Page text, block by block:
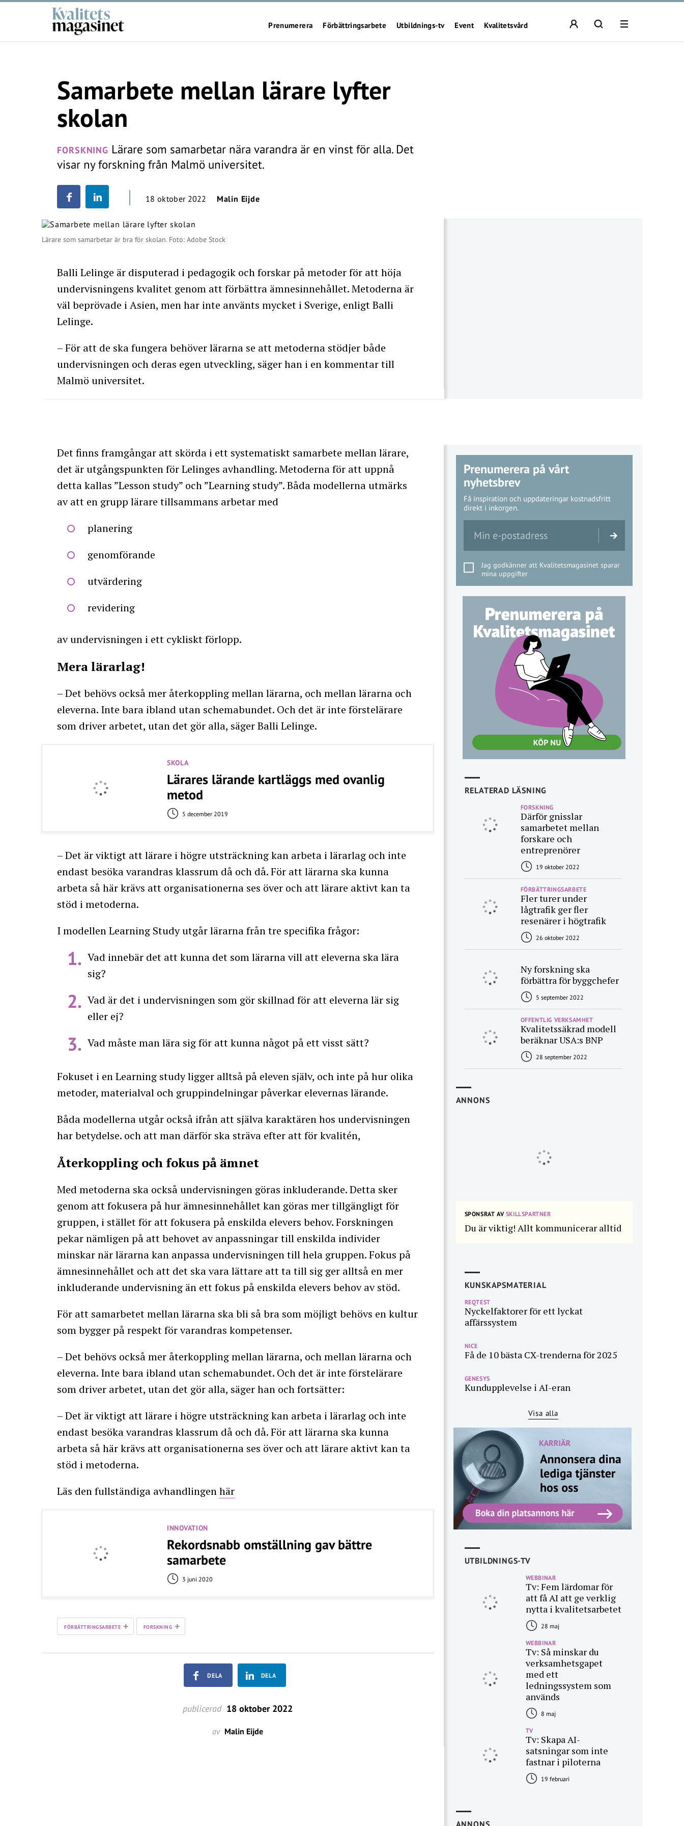
Prenumerera Förbättringsarbete Utbildnings-tv Event Kvalitetsvård
Samarbete mellan lärare lyfter
skolan
FORSKNING Lärare som samarbetar nära varandra är en vinst för alla. Det
visar ny forskning från Malmö universitet.
18 oktober 2022 Malin Eijde
Lärare som samarbetar är bra för skolan. Foto: Adobe Stock
Balli Lelinge är disputerad i pedagogik och forskar på metoder för att höja
undervisningens kvalitet genom att förbättra ämnesinnehållet. Metoderna är
väl beprövade i Asien, men har inte använts mycket i Sverige, enligt Balli
Lelinge.
– För att de ska fungera behöver lärarna se att metoderna stödjer både
undervisningen och deras egen utveckling, säger han i en kommentar till
Malmö universitet.
Det finns framgångar att skörda i ett systematiskt samarbete mellan lärare,
det är utgångspunkten för Lelinges avhandling. Metoderna för att uppnå
detta kallas ”Lesson study” och ”Learning study”. Båda modellerna utmärks
av att en grupp lärare tillsammans arbetar med
planering
genomförande
utvärdering
revidering
av undervisningen i ett cykliskt förlopp.
Mera lärarlag!
– Det behövs också mer återkoppling mellan lärarna, och mellan lärarna och
eleverna. Inte bara ibland utan schemabundet. Och det är inte förstelärare
som driver arbetet, utan det gör alla, säger Balli Lelinge.
SKOLA
Lärares lärande kartläggs med ovanlig
metod
5 december 2019
– Det är viktigt att lärare i högre utsträckning kan arbeta i lärarlag och inte
endast besöka varandras klassrum då och då. För att lärarna ska kunna
arbeta så här krävs att organisationerna ses över och att lärare aktivt kan ta
stöd i metoderna.
I modellen Learning Study utgår lärarna från tre specifika frågor:
Vad innebär det att kunna det som lärarna vill att eleverna ska lära
sig?
Vad är det i undervisningen som gör skillnad för att eleverna lär sig
eller ej?
Vad måste man lära sig för att kunna något på ett visst sätt?
Fokuset i en Learning study ligger alltså på eleven själv, och inte på hur olika
metoder, materialval och gruppindelningar påverkar elevernas lärande.
Båda modellerna utgår också ifrån att själva karaktären hos undervisningen
har betydelse. och att man därför ska sträva efter att för kvalitén,
Återkoppling och fokus på ämnet
Med metoderna ska också undervisningen göras inkluderande. Detta sker
genom att fokusera på hur ämnesinnehållet kan göras mer tillgängligt för
gruppen, i stället för att fokusera på enskilda elevers behov. Forskningen
pekar nämligen på att behovet av anpassningar till enskilda individer
minskar när lärarna kan anpassa undervisningen till hela gruppen. Fokus på
ämnesinnehållet och att det ska vara lättare att ta till sig ger alltså en mer
inkluderande undervisning än ett fokus på enskilda elevers behov av stöd.
För att samarbetet mellan lärarna ska bli så bra som möjligt behövs en kultur
som bygger på respekt för varandras kompetenser.
– Det behövs också mer återkoppling mellan lärarna, och mellan lärarna och
eleverna. Inte bara ibland utan schemabundet. Och det är inte förstelärare
som driver arbetet, utan det gör alla, säger han och fortsätter:
– Det är viktigt att lärare i högre utsträckning kan arbeta i lärarlag och inte
endast besöka varandras klassrum då och då. För att lärarna ska kunna
arbeta så här krävs att organisationerna ses över och att lärare aktivt kan ta
stöd i metoderna.
Läs den fullständiga avhandlingenhär
INNOVATION
Rekordsnabb omställning gav bättre
samarbete
3 juni 2020
FÖRBÄTTRINGSARBETE + FORSKNING +
DELA DELA
publicerad 18 oktober 2022
av Malin Eijde
Prenumerera på vårt
nyhetsbrev
Få inspiration och uppdateringar kostnadsfritt
direkt i inkorgen.
Jag godkänner att Kvalitetsmagasinet sparar
mina uppgifter
RELATERAD LÄSNING
FORSKNING
Därför gnisslar
samarbetet mellan
forskare och
entreprenörer
19 oktober 2022
FÖRBÄTTRINGSARBETE
Fler turer under
lågtrafik ger fler
resenärer i högtrafik
26 oktober 2022
Ny forskning ska
förbättra för byggchefer
5 september 2022
OFFENTLIG VERKSAMHET
Kvalitetssäkrad modell
beräknar USA:s BNP
28 september 2022
ANNONS
SPONSRAT AVSKILLSPARTNER
Du är viktig! Allt kommunicerar alltid
KUNSKAPSMATERIAL
REQTEST
Nyckelfaktorer för ett lyckat
affärssystem
NICE
Få de 10 bästa CX-trenderna för 2025
GENESYS
Kundupplevelse i AI-eran
Visa alla
UTBILDNINGS-TV
WEBBINAR
Tv: Fem lärdomar för
att få AI att ge verklig
nytta i kvalitetsarbetet
28 maj
WEBBINAR
Tv: Så minskar du
verksamhetsgapet
med ett
ledningssystem som
används
8 maj
TV
Tv: Skapa AI-
satsningar som inte
fastnar i piloterna
19 februari
ANNONS